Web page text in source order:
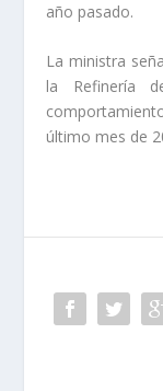
año pasado.
La ministra
la Refinería
último mes de